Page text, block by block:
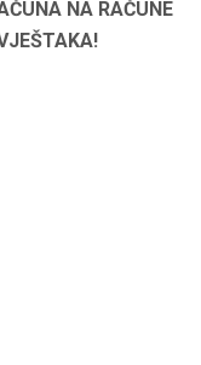
NA RAČUNE